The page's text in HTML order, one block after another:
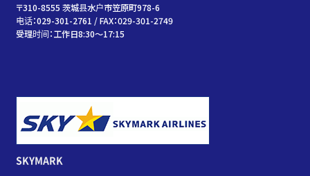
〒310-8555 茨城县水户市笠原町978-6
电话：029-301-2761 / FAX：029-301-2749
受理时间：工作日8:30～17:15
SKYMARK